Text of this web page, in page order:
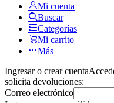
Mi cuenta
Buscar
Categorías
Mi carrito
Más
Ingresar o crear cuenta
solicita devoluciones:
Correo electrónico